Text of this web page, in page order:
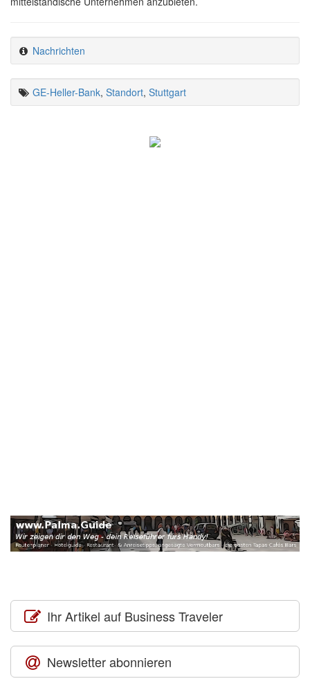
Nachrichten
GE-Heller-Bank, Standort, Stuttgart
Ihr Artikel auf Business Traveler
Newsletter abonnieren